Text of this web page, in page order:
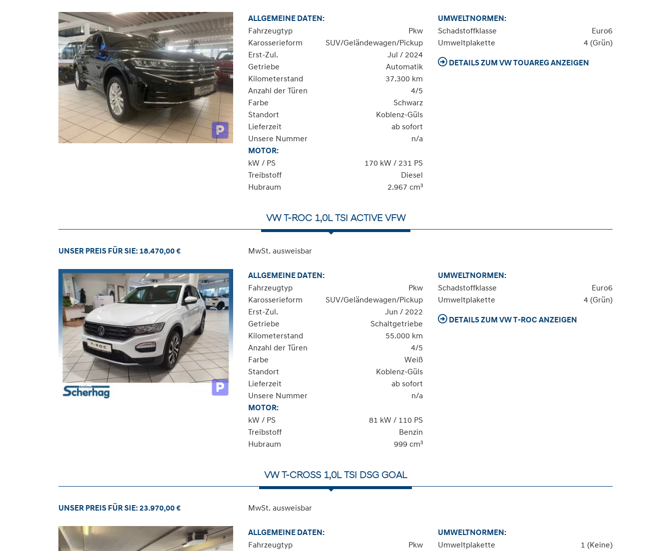
ALLGEMEINE DATEN:
Fahrzeugtyp
Pkw
Karosserieform
SUV/Geländewagen/Pickup
Erst-Zul.
Jul / 2024
Getriebe
Automatik
Kilometerstand
37.300 km
Anzahl der Türen
4/5
Farbe
Schwarz
Standort
Koblenz-Güls
Lieferzeit
ab sofort
Unsere Nummer
n/a
MOTOR:
kW / PS
170 kW / 231 PS
Treibstoff
Diesel
Hubraum
2.967 cm³
UMWELTNORMEN:
Schadstoffklasse
Euro6
Umweltplakette
4 (Grün)
DETAILS ZUM VW TOUAREG ANZEIGEN
VW T-ROC 1,0L TSI ACTIVE VFW
UNSER PREIS FÜR SIE: 18.470,00 € MwSt. ausweisbar
ALLGEMEINE DATEN:
Fahrzeugtyp
Pkw
Karosserieform
SUV/Geländewagen/Pickup
Erst-Zul.
Jun / 2022
Getriebe
Schaltgetriebe
Kilometerstand
55.000 km
Anzahl der Türen
4/5
Farbe
Weiß
Standort
Koblenz-Güls
Lieferzeit
ab sofort
Unsere Nummer
n/a
MOTOR:
kW / PS
81 kW / 110 PS
Treibstoff
Benzin
Hubraum
999 cm³
UMWELTNORMEN:
Schadstoffklasse
Euro6
Umweltplakette
4 (Grün)
DETAILS ZUM VW T-ROC ANZEIGEN
VW T-CROSS 1,0L TSI DSG GOAL
UNSER PREIS FÜR SIE: 23.970,00 € MwSt. ausweisbar
ALLGEMEINE DATEN:
Fahrzeugtyp
Pkw
UMWELTNORMEN:
Umweltplakette
1 (Keine)